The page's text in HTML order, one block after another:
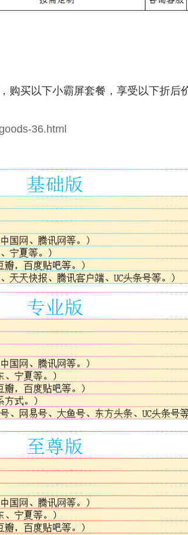
购买以下小霸屏套餐，享受以下折后
36.html